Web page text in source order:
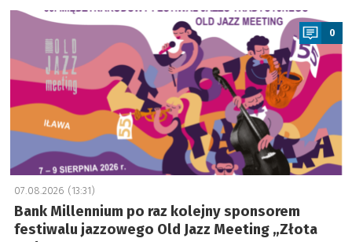
a
0
07.08.2026 (13:31)
Bank Millennium po raz kolejny sponsorem
festiwalu jazzowego Old Jazz Meeting „Złota